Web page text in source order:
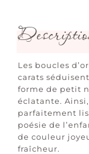
Les boucles
carats
forme de petit
éclatante.
parfaitement
poésie de
de couleur
fraîcheur.